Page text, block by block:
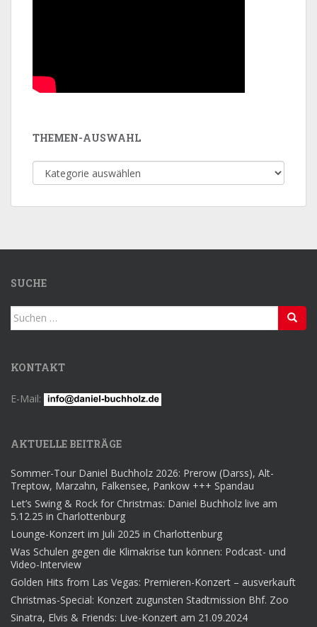
THEMEN-AUSWAHL
Themen-
Auswahl
SUCHE
Suchen
nach:
KONTAKT
E-Mail:
AKTUELLE BEITRÄGE
Sommer-Tour Daniel Buchholz 2026: Prerow (Darss), Alt-
Treptow, Marzahn, Falkensee, Pankow +++ Spandau
Let’s Swing & Rock for Christmas: Daniel Buchholz live am
5.12.25 in Charlottenburg
Lounge-Konzert im Juli 2025 in Charlottenburg
Was Schulen gegen die Klimakrise tun können: Podcast- und
Video-Interview
Golden Hits from Las Vegas: Premieren-Konzert – ausverkauft
Christmas-Special: Konzert zugunsten Stadtmission Bhf. Zoo
Sinatra, Elvis & Friends: Live-Konzert am 21.09.2024